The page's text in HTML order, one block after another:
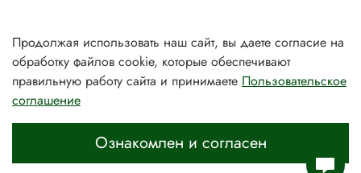
магазин)
+7(931) 239-81-06 (розничный
магазин)
Продолжая использовать наш сайт, вы даете согласие на
обработку файлов cookie, которые обеспечивают
правильную работу сайта и принимаете Пользовательское
соглашение
Ознакомлен и согласен